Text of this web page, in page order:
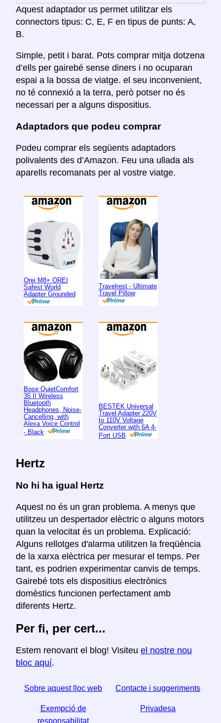
Aquest adaptador us permet utilitzar els
connectors tipus: C, E, F en tipus de punts: A,
B.
Simple, petit i barat. Pots comprar mitja dotzena
d’ells per gairebé sense diners i no ocuparan
espai a la bossa de viatge. el seu inconvenient,
no té connexió a la terra, però potser no és
necessari per a alguns dispositius.
Adaptadors que podeu comprar
Podeu comprar els següents adaptadors
polivalents des d’Amazon. Feu una ullada als
aparells recomanats per al vostre viatge.
Orei M8+ OREI
Safest World
Adapter Grounded
Travelrest - Ultimate
Travel Pillow
Bose QuietComfort
35 II Wireless
Bluetooth
Headphones, Noise-
Cancelling, with
Alexa Voice Control
- Black
BESTEK Universal
Travel Adapter 220V
to 110V Voltage
Converter with 6A 4-
Port USB
Hertz
No hi ha igual Hertz
Aquest no és un gran problema. A menys que
utilitzeu un despertador elèctric o alguns motors
quan la velocitat és un problema. Explicació:
Alguns rellotges d'alarma utilitzen la freqüència
de la xarxa elèctrica per mesurar el temps. Per
tant, es podrien experimentar canvis de temps.
Gairebé tots els dispositius electrònics
domèstics funcionen perfectament amb
diferents Hertz.
Per fi, per cert...
Estem renovant el blog! Visiteu el nostre nou
bloc aquí.
Sobre aquest lloc web Contacte i suggeriments
Exempció de
responsabilitat
Privadesa